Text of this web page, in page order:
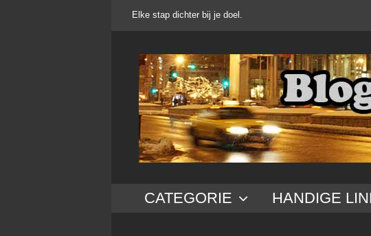
Elke stap dichter bij je doel.
CATEGORIE HANDIGE